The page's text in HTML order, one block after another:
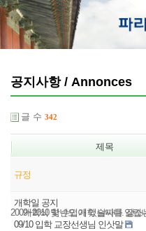
공지사항 / Annonces
글 수 342
제목
규정
개학일 공지
2009~2010 학년도 개학 날짜를 알립니다. 2009년 9월 16일 수요일 13
09/10 입학 교장선생님 인삿말